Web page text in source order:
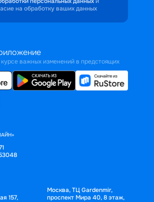
на обработку ваших данных
важных изменений в предстоящих
157,
Москва, ТЦ Gardenmir,
проспект Мира 40, 8 этаж,